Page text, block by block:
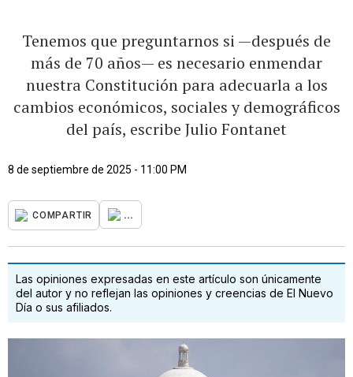
Tenemos que preguntarnos si —después de
más de 70 años— es necesario enmendar
nuestra Constitución para adecuarla a los
cambios económicos, sociales y demográficos
del país, escribe Julio Fontanet
8 de septiembre de 2025 - 11:00 PM
COMPARTIR ...
Las opiniones expresadas en este artículo son únicamente
del autor y no reflejan las opiniones y creencias de El Nuevo
Día o sus afiliados.